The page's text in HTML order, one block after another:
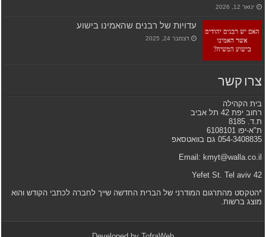
ינואר 12, 2026
עדויות של רבנים שהאמינו בישוע
דצמבר 24, 2025
צרו קשר
בית הקהילה
רחוב יפת 42 תל אביב
ת.ד. 8185
ת"א-יפו 6108101
054-3408835 גם בוואטסאפ
Email: kmyt@walla.co.il
42 Yefet St. Tel aviv
*הטקסט מהתרגום המודרני של הברית החדשה שייך לחברה לכתבי הקודש והוא
מוצג ברשות.